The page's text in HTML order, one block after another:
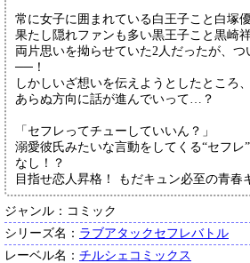
常に女子に囲まれている白王子こと白塚
果たし隠れファンも多い黒王子こと黒崎祥
両片思いを拗らせていた2人だったが、
──！
しかしいざ想いを伝えようとしたところ
あらぬ方向に話が進んでいって…？
「セフレってチューしていいん？」
溺愛彼氏みたいな言動をしてくる“セフレ
なし！？
目指せ恋人昇格！ もだキュン必至の青春
ジャンル：コミック
シリーズ名： ラブアタックセフレバトル
レーベル名： チルシェコミックス